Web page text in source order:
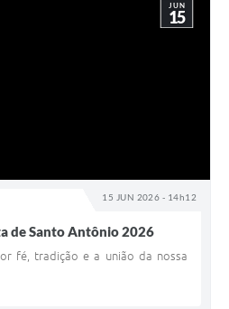
15 JUN 2026 - 14h12
JUN
15
de Santo Antônio 2026
fé, tradição e a união da nossa